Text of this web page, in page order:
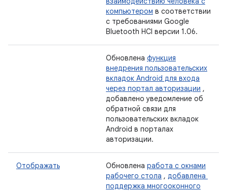
компьютером в соответствии
с требованиями Google
Bluetooth HCI версии 1.06.
Обновлена ​​функция
внедрения пользовательских
вкладок Android для входа
через портал авторизации ,
добавлено уведомление об
обратной связи для
пользовательских вкладок
Android в порталах
авторизации.
Отображать Обновлена ​​работа с окнами
рабочего стола , добавлена ​​
поддержка многооконного